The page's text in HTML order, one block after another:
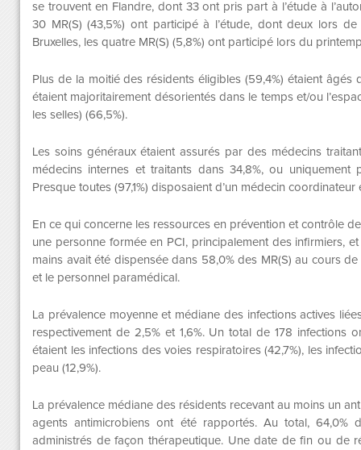
se trouvent en Flandre, dont 33 ont pris part à l’étude à
30 MR(S) (43,5%) ont participé à l’étude, dont deux lors
Bruxelles, les quatre MR(S) (5,8%) ont participé lors du
Plus de la moitié des résidents éligibles (59,4%) étaient
étaient majoritairement désorientés dans le temps et/ou
les selles) (66,5%).
Les soins généraux étaient assurés par des médecins
médecins internes et traitants dans 34,8%, ou uniquement
Presque toutes (97,1%) disposaient d’un médecin coordinateur
En ce qui concerne les ressources en prévention et contrôle
une personne formée en PCI, principalement des infirmiers,
mains avait été dispensée dans 58,0% des MR(S) au cours
et le personnel paramédical.
La prévalence moyenne et médiane des infections actives
respectivement de 2,5% et 1,6%. Un total de 178 infections
étaient les infections des voies respiratoires (42,7%), les
peau (12,9%).
La prévalence médiane des résidents recevant au moins un
agents antimicrobiens ont été rapportés. Au total, 64,0%
administrés de façon thérapeutique. Une date de fin ou de